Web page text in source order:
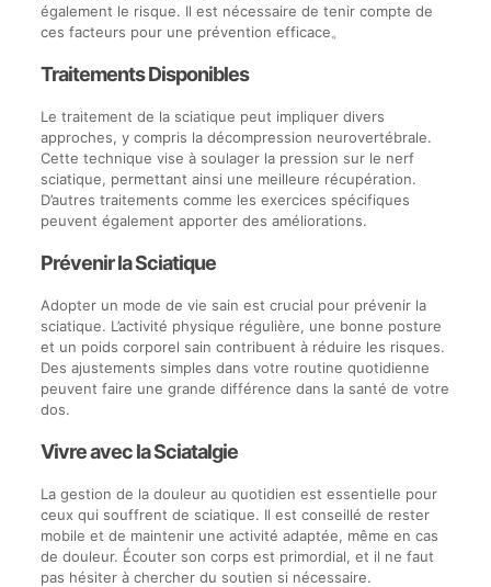
également le risque. Il est nécessaire de tenir compte de
ces facteurs pour une prévention efficace。
Traitements Disponibles
Le traitement de la sciatique peut impliquer divers
approches, y compris la décompression neurovertébrale.
Cette technique vise à soulager la pression sur le nerf
sciatique, permettant ainsi une meilleure récupération.
D’autres traitements comme les exercices spécifiques
peuvent également apporter des améliorations.
Prévenir la Sciatique
Adopter un mode de vie sain est crucial pour prévenir la
sciatique. L’activité physique régulière, une bonne posture
et un poids corporel sain contribuent à réduire les risques.
Des ajustements simples dans votre routine quotidienne
peuvent faire une grande différence dans la santé de votre
dos.
Vivre avec la Sciatalgie
La gestion de la douleur au quotidien est essentielle pour
ceux qui souffrent de sciatique. Il est conseillé de rester
mobile et de maintenir une activité adaptée, même en cas
de douleur. Écouter son corps est primordial, et il ne faut
pas hésiter à chercher du soutien si nécessaire.